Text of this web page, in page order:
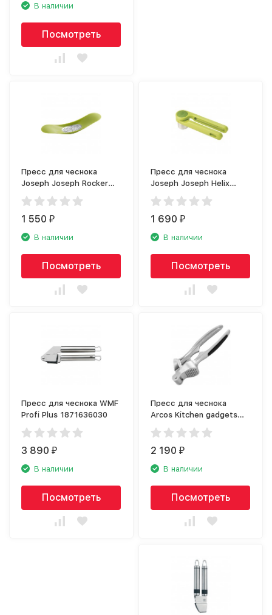
В наличии
Посмотреть
Пресс для чеснока
Joseph Joseph Rocker
20062
1 550₽
В наличии
Посмотреть
Пресс для чеснока
Joseph Joseph Helix
20102
1 690₽
В наличии
Посмотреть
Пресс для чеснока WMF
Profi Plus 1871636030
3 890₽
В наличии
Посмотреть
Пресс для чеснока
Arcos Kitchen gadgets
6035
2 190₽
В наличии
Посмотреть